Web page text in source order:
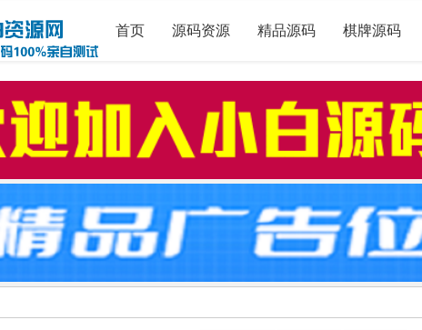
首页 源码资源 精品源码 棋牌源码